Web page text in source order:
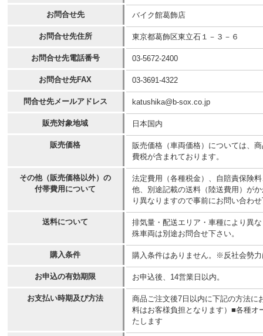
お問合せ先 バイク館葛飾店
お問合せ先住所 東京都葛飾区東立石１－３－６
お問合せ先電話番号 03-5672-2400
お問合せ先FAX 03-3691-4322
問合せ先メールアドレス katushika@b-sox.co.jp
販売対象地域 日本国内
販売価格
販売価格（車両価格）については、
費税が含まれております。
その他（販売価格以外）の
付帯費用について
法定費用（各種税金）、自賠責保険
他、別途記載の送料（陸送費用）が
り異なりますので事前にお問い合わ
送料について
排気量・配送エリア・車種により異
殊車両は別途お問合せ下さい。
購入条件 購入条件はありません。※反社会勢
お申込の有効期限 お申込後、14営業日以内。
お支払い時期及び方法
商品ご注文後7日以内に下記の方法に
料はお客様負担となります）■各種オ
たします